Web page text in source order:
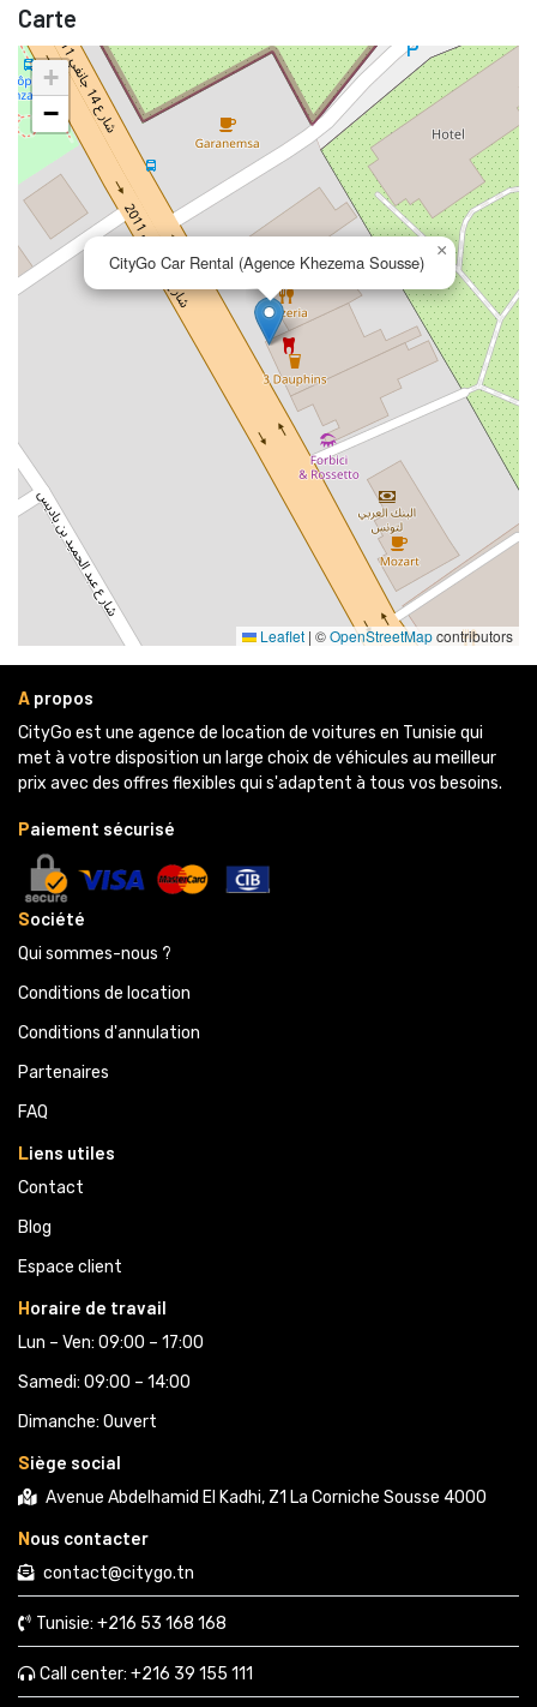
Av Moncef Bey Complex Beya, Hammamet Sud 8050
58 033 601
Voir Sur Carte
Agence Monastir
Rue Abdelkader Mhallah , Centre ville Monastir a coté
Complexe El-Hajjar
58 401 025
Voir Sur Carte
Avenue Hedi Nouira,Immeuble Aicha B2,3è étage,
Voir Sur Carte
Agence Sfax Nasseria
14 Avenue de carthage, Imm Madina centre, 1er étage,
58 529 481
Voir Sur Carte
21 Rue Qart Hadasht, Jardins De Carthage
58 529 475
14 avenue Habib Bourguiba, Bardo, Immeuble Golden
Queen, 1er étage, Appartement A02,
52 099 255
Agence EL MOUROUJ,
P6P6+QRG, El Mourouj 1
58 529 482
Agence MAHDIA
G346+3WM, Av. Habib Bourgiba,
50 916 169
Agence Boumhal
Carte
CityGo Car Rental (Agence Khezema Sousse)
×
+
−
Leaflet | © OpenStreetMapcontributors
A propos
CityGo est une agence de location de voitures en Tunisie qui
met à votre disposition un large choix de véhicules au meilleur
prix avec des offres flexibles qui s'adaptent à tous vos besoins.
Paiement sécurisé
Société
Qui sommes-nous ?
Conditions de location
Conditions d'annulation
Partenaires
FAQ
Liens utiles
Contact
Blog
Espace client
Horaire de travail
Lun – Ven: 09:00 – 17:00
Samedi: 09:00 – 14:00
Dimanche: Ouvert
Siège social
Avenue Abdelhamid El Kadhi, Z1 La Corniche Sousse 4000
Nous contacter
contact@citygo.tn
Tunisie: +216 53 168 168
Call center: +216 39 155 111